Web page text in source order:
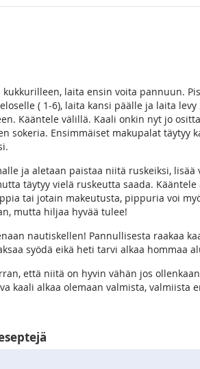
laita ensin voita pannuun.
( 1-6), laita kansi päälle ja laita
Kääntele välillä. Kaali onkin nyt jo
sokeria. Ensimmäiset makupalat täytyy
ja aletaan paistaa niitä ruskeiksi,
täytyy vielä ruskeutta saada. Kääntele
tai jotain makeutusta, pippuria voi
mutta hiljaa hyvää tulee!
nautiskellen! Pannullisesta raakaa
syödä eikä heti tarvi alkaa hommaa
että niitä on hyvin vähän jos
kaali alkaa olemaan valmista, valmiista